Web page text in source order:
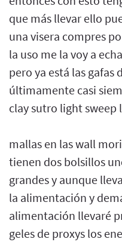
que más llevar ello
una visera compres
la uso me la voy a
pero ya está las gafas
últimamente casi
clay sutro light sweep
mallas en las wall
tienen dos bolsillos
grandes y aunque
la alimentación y
alimentación llevaré
geles de proxys los